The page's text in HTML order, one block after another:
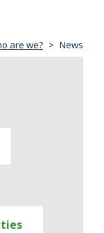
are we? News